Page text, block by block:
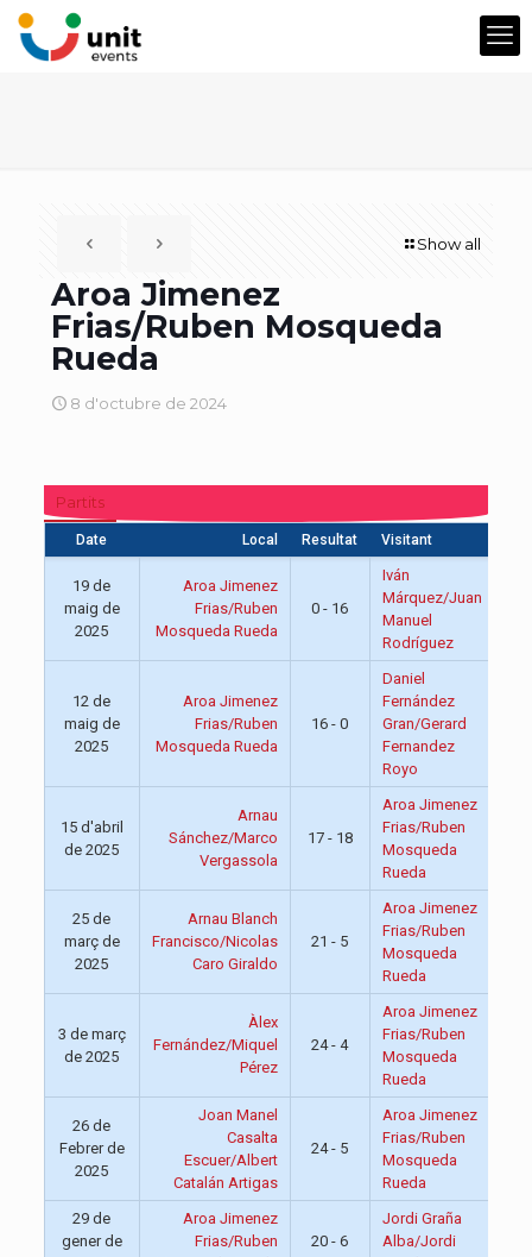
Show all
Aroa Jimenez
Frias/Ruben Mosqueda
Rueda
8 d'octubre de 2024
Partits
Date Local Resultat Visitant
19 de
maig de
2025
Aroa Jimenez
Frias/Ruben
Mosqueda Rueda
0 - 16
Iván
Márquez/Juan
Manuel
Rodríguez
12 de
maig de
2025
Aroa Jimenez
Frias/Ruben
Mosqueda Rueda
16 - 0
Daniel
Fernández
Gran/Gerard
Fernandez
Royo
15 d'abril
de 2025
Arnau
Sánchez/Marco
Vergassola
17 - 18
Aroa Jimenez
Frias/Ruben
Mosqueda
Rueda
25 de
març de
2025
Arnau Blanch
Francisco/Nicolas
Caro Giraldo
21 - 5
Aroa Jimenez
Frias/Ruben
Mosqueda
Rueda
3 de març
de 2025
Àlex
Fernández/Miquel
Pérez
24 - 4
Aroa Jimenez
Frias/Ruben
Mosqueda
Rueda
26 de
Febrer de
2025
Joan Manel
Casalta
Escuer/Albert
Catalán Artigas
24 - 5
Aroa Jimenez
Frias/Ruben
Mosqueda
Rueda
29 de
gener de
Aroa Jimenez
Frias/Ruben
20 - 6
Jordi Graña
Alba/Jordi